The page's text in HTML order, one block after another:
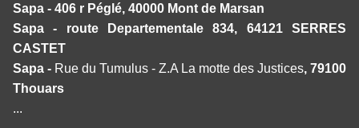
Sapa - 406 r Péglé, 40000 Mont de Marsan
Sapa - route Departementale 834, 64121 SERRES
CASTET
Sapa - Rue du Tumulus - Z.A La motte des Justices, 79100
Thouars
...